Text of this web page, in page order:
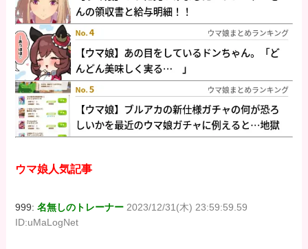
ウマ娘人気記事
999:名無しのトレーナー 2023/12/31(木) 23:59:59.59
ID:uMaLogNet